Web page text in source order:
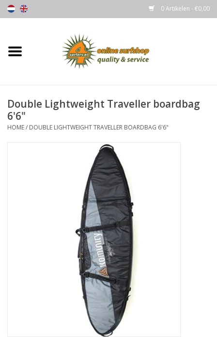
0 Artikelen - €0,00
Home
Wetsuits
Gloves, Caps & Boots
Double Lightweight Traveller boardbag
6'6"
HOME/ DOUBLE LIGHTWEIGHT TRAVELLER BOARDBAG 6'6"